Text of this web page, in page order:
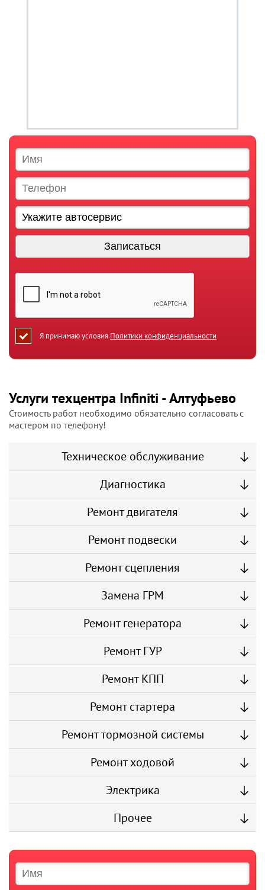
Я принимаю условия Политики конфиденциальности
Услуги техцентра Infiniti - Алтуфьево
Стоимость работ необходимо обязательно согласовать с
мастером по телефону!
Техническое обслуживание
Диагностика
Ремонт двигателя
Ремонт подвески
Ремонт сцепления
Замена ГРМ
Ремонт генератора
Ремонт ГУР
Ремонт КПП
Ремонт стартера
Ремонт тормозной системы
Ремонт ходовой
Электрика
Прочее